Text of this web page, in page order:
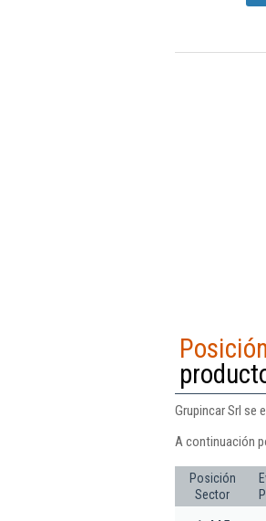
Grupincar Srl se
A continuación
Posición
Sector